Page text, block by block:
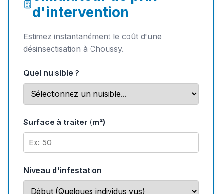
d'intervention
Estimez instantanément le coût d'une
désinsectisation à Choussy.
Quel nuisible ?
Surface à traiter (m²)
Niveau d'infestation